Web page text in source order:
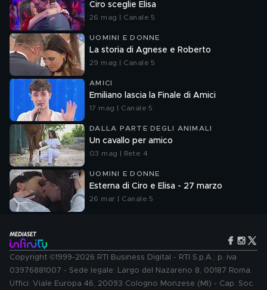
Ciro sceglie Elisa
26 mag | Canale 5
UOMINI E DONNE
La storia di Agnese e Roberto
29 mag | Canale 5
AMICI
Emiliano lascia la Finale di Amici
17 mag | Canale 5
DALLA PARTE DEGLI ANIMALI
Un cavallo per amico
03 mag | Rete 4
UOMINI E DONNE
Esterna di Ciro e Elisa - 27 marzo
26 mar | Canale 5
Copyright ©1999-2026 RTI Business Digital - RTI S.p.A.: p. iva
03976881007 - Sede legale: Largo del Nazareno 8, 00187 Roma.
Uffici: Viale Europa 46, 20093 Cologno Monzese (MI) - Cap. Soc.